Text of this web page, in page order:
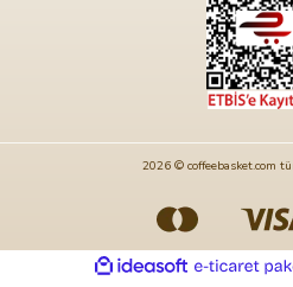
2026 © coffeebasket.com
ideasoft